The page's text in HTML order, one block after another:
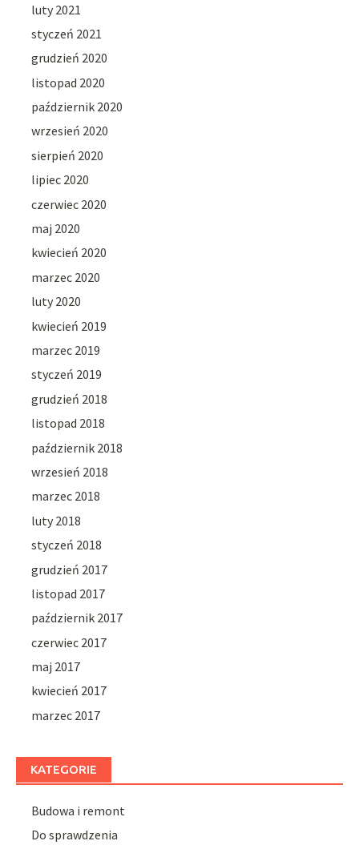
luty 2021
styczeń 2021
grudzień 2020
listopad 2020
październik 2020
wrzesień 2020
sierpień 2020
lipiec 2020
czerwiec 2020
maj 2020
kwiecień 2020
marzec 2020
luty 2020
kwiecień 2019
marzec 2019
styczeń 2019
grudzień 2018
listopad 2018
październik 2018
wrzesień 2018
marzec 2018
luty 2018
styczeń 2018
grudzień 2017
listopad 2017
październik 2017
czerwiec 2017
maj 2017
kwiecień 2017
marzec 2017
KATEGORIE
Budowa i remont
Do sprawdzenia